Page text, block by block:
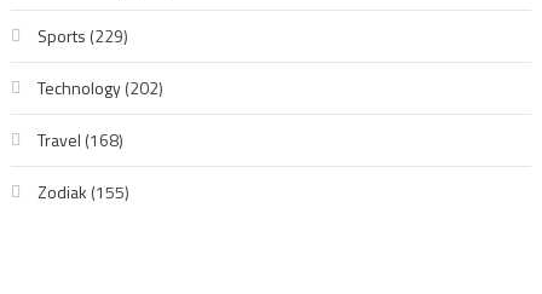
Sports (229)
Technology(202)
Travel (168)
Zodiak (155)